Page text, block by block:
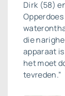
Dirk (58)
die
apparaat
het moet
tevreden.”